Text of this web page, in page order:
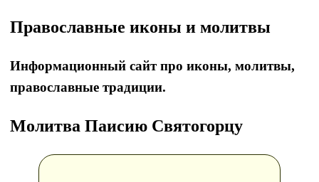
Православные иконы и молитвы
Информационный сайт про иконы, молитвы,
православные традиции.
Молитва Паисию Святогорцу